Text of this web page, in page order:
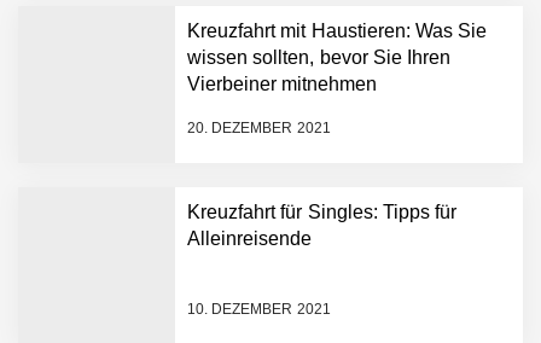
Kreuzfahrt mit Haustieren: Was Sie
wissen sollten, bevor Sie Ihren
Vierbeiner mitnehmen
20. DEZEMBER 2021
Kreuzfahrt für Singles: Tipps für
Alleinreisende
10. DEZEMBER 2021